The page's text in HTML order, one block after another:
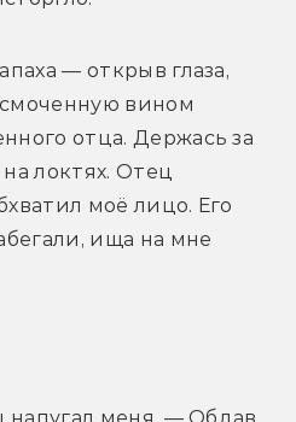
— открыв глаза,
вином
отца. Держась за
локтях. Отец
моё лицо. Его
ища на мне
меня. — Обдав